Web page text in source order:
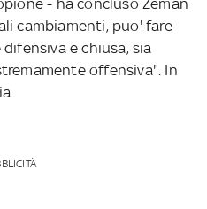
cambiamenti, puo' fare
e chiusa, sia
offensiva". In